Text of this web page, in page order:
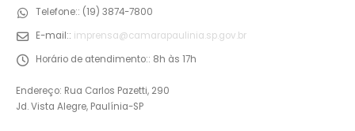
Telefone:: (19) 3874-7800
E-mail:: imprensa@camarapaulinia.sp.gov.br
Horário de atendimento:: 8h às 17h
Endereço: Rua Carlos Pazetti, 290
Jd. Vista Alegre, Paulínia-SP